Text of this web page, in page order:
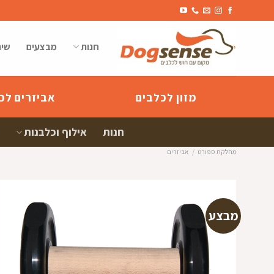
to
חנות מבצעים
מזון לכלבים אביזרים
חנות אילוף וכלבנות
מחלקת ספורט / אביזרים
מבצע
הוספה